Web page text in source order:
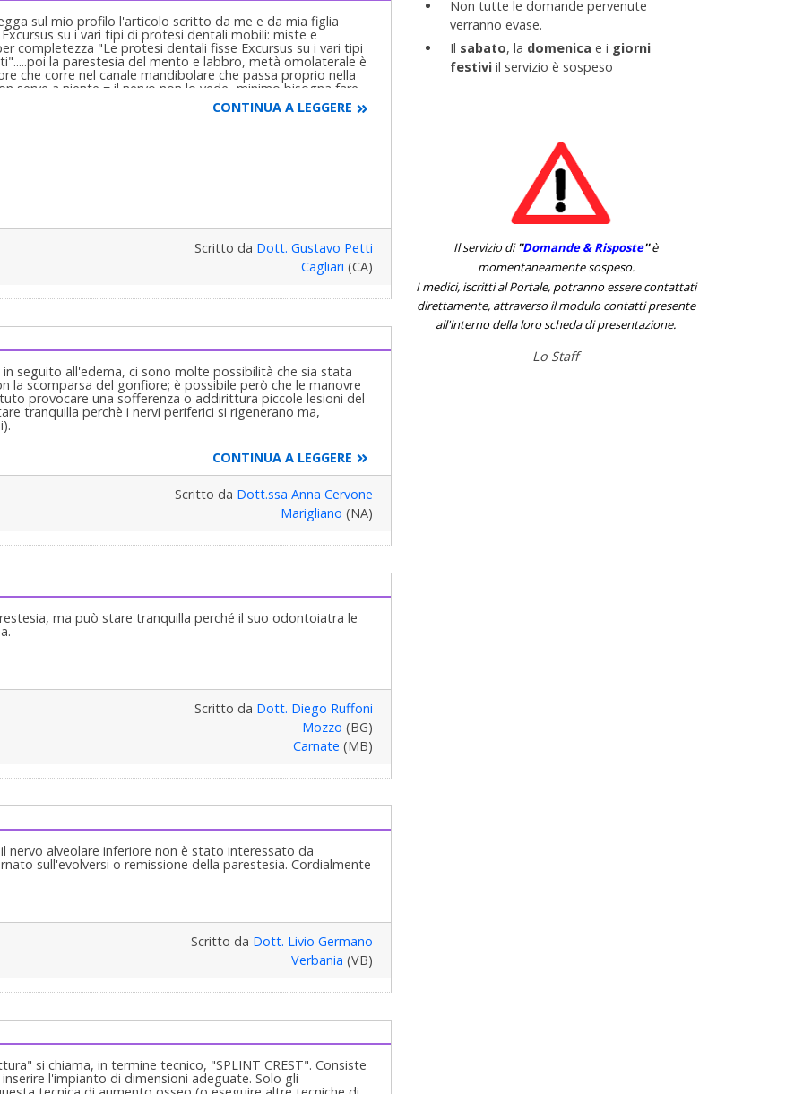
sul mio profilo l'articolo scritto da me e da mia figlia
su i vari tipi di protesi dentali mobili: miste e
completezza "Le protesi dentali fisse Excursus su i vari tipi
la parestesia del mento e labbro, metà omolaterale è
che corre nel canale mandibolare che passa proprio nella
serve a niente = il nervo non lo vede...minimo bisogna fare
e di tutta la zona che sta a valle del forame mentoniero
sulle altre strutture anatomiche quali mento e labbra tra le
... per stabilire se c'è una lesione del nervo o solo una
diagnosi e lo studio primplantologico avrebbe dimostrato
inferiore e si sarebbe dovuto procedere prima ad una
da lei stessa o dal mento o dalla cresta
rigenerazione.......si faccia vedere da un buon
Gustavo Petti, Parodontologia,
in Casi Clinici Complessi ed Ortodonzia e Pedodonzia la
CONTINUA A LEGGERE
Scritto da Dott. Gustavo Petti
Cagliari (CA)
seguito all'edema, ci sono molte possibilità che sia stata
la scomparsa del gonfiore; è possibile però che le manovre
provocare una sofferenza o addirittura piccole lesioni del
tranquilla perchè i nervi periferici si rigenerano ma,
CONTINUA A LEGGERE
Scritto da Dott.ssa Anna Cervone
Marigliano (NA)
ma può stare tranquilla perché il suo odontoiatra le
Scritto da Dott. Diego Ruffoni
Mozzo (BG)
Carnate (MB)
nervo alveolare inferiore non è stato interessato da
sull'evolversi o remissione della parestesia. Cordialmente
Scritto da Dott. Livio Germano
Verbania (VB)
si chiama, in termine tecnico, "SPLINT CREST". Consiste
l'impianto di dimensioni adeguate. Solo gli
Non tutte le domande pervenute
verranno evase.
Il sabato, la domenica e i giorni
festiviil servizio è sospeso
Il servizio di''Domande & Risposte''è
momentaneamente sospeso.
I medici, iscritti al Portale, potranno essere contattati
direttamente, attraverso il modulo contatti presente
all'interno della loro scheda di presentazione.
Lo Staff